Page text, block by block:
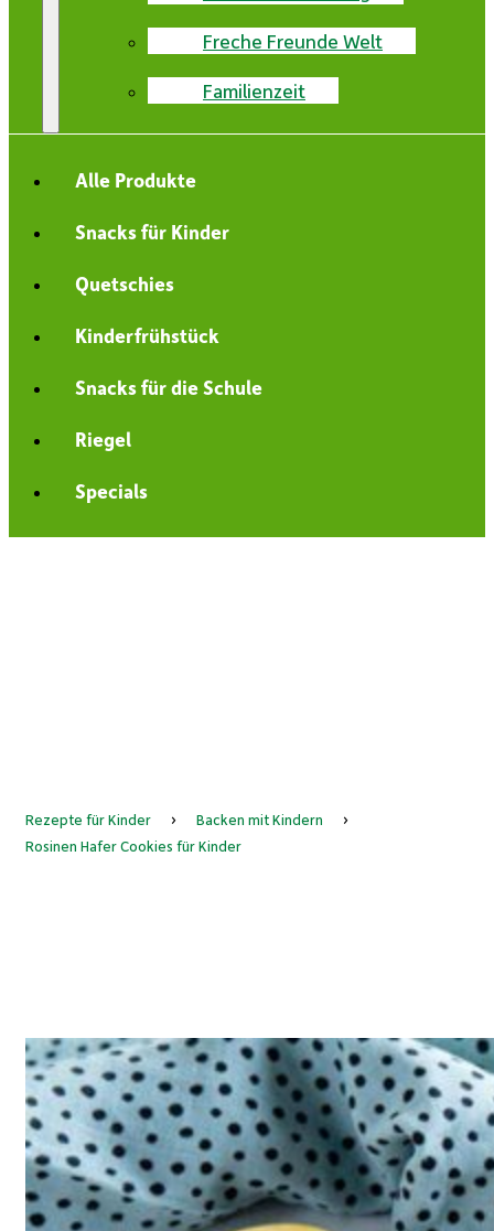
Freche Freunde Welt
Familienzeit
Alle Produkte
Snacks für Kinder
Quetschies
Kinderfrühstück
Snacks für die Schule
Riegel
Specials
Rezepte für Kinder › Backen mit Kindern
›
Rosinen Hafer Cookies für Kinder